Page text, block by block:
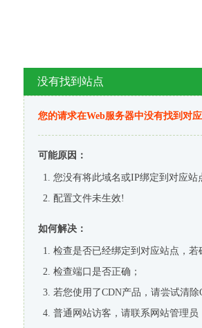
没有找到站点
您的请求在Web服务器中没有找到对
可能原因：
您没有将此域名或IP绑定到对应站
配置文件未生效!
如何解决：
检查是否已经绑定到对应站点，
检查端口是否正确；
若您使用了CDN产品，请尝试清除
普通网站访客，请联系网站管理员